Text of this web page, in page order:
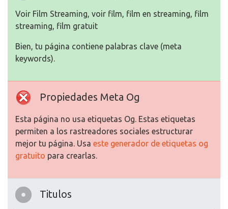
Voir Film Streaming, voir film, film en streaming, film
streaming, film gratuit
Bien, tu página contiene palabras clave (meta
keywords).
Propiedades Meta Og
Esta página no usa etiquetas Og. Estas etiquetas
permiten a los rastreadores sociales estructurar
mejor tu página. Usa este generador de etiquetas og
gratuito para crearlas.
Titulos